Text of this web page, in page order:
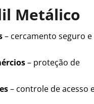
Metálico
– cercamento seguro e
– proteção de
– controle de acesso